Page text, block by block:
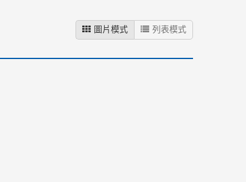
圖片模式 列表模式